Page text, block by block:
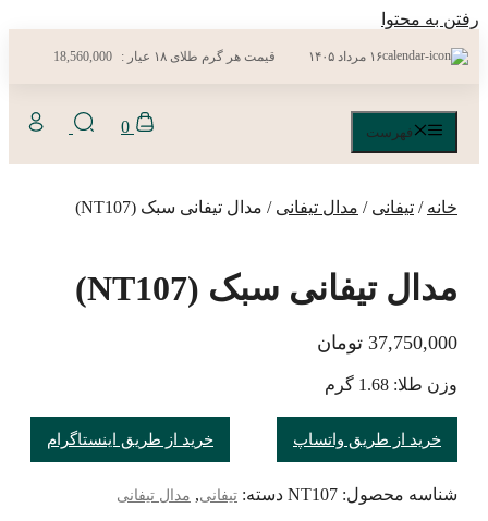
رفتن به محتوا
۱۶ مرداد ۱۴۰۵ قیمت هر گرم طلای ۱۸ عیار : 18,560,000
0 فهرست
خانه / تیفانی / مدال تیفانی / مدال تیفانی سبک (NT107)
مدال تیفانی سبک (NT107)
37,750,000 تومان
وزن طلا: 1.68 گرم
خرید از طریق واتساپ خرید از طریق اینستاگرام
شناسه محصول: NT107 دسته: تیفانی, مدال تیفانی